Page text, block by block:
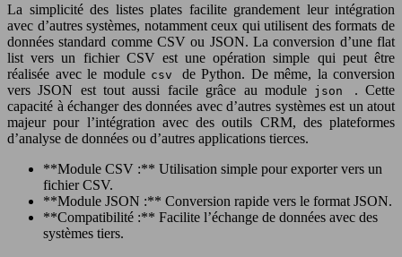
La simplicité des listes plates facilite grandement leur intégration
avec d’autres systèmes, notamment ceux qui utilisent des formats de
données standard comme CSV ou JSON. La conversion d’une flat
list vers un fichier CSV est une opération simple qui peut être
réalisée avec le module csv de Python. De même, la conversion
vers JSON est tout aussi facile grâce au module json . Cette
capacité à échanger des données avec d’autres systèmes est un atout
majeur pour l’intégration avec des outils CRM, des plateformes
d’analyse de données ou d’autres applications tierces.
**Module CSV :** Utilisation simple pour exporter vers un
fichier CSV.
**Module JSON :** Conversion rapide vers le format JSON.
**Compatibilité :** Facilite l’échange de données avec des
systèmes tiers.